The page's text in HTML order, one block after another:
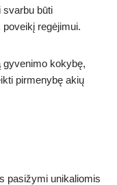
svarbu būti
regėjimui.
gyvenimo kokybę,
pirmenybę akių
pasižymi unikaliomis